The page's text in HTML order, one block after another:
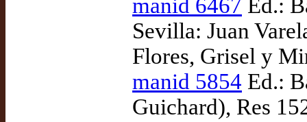
manid 6467 Ed.:
Sevilla: Juan
Flores, Grisel y
manid 5854 Ed.:
Guichard), Res